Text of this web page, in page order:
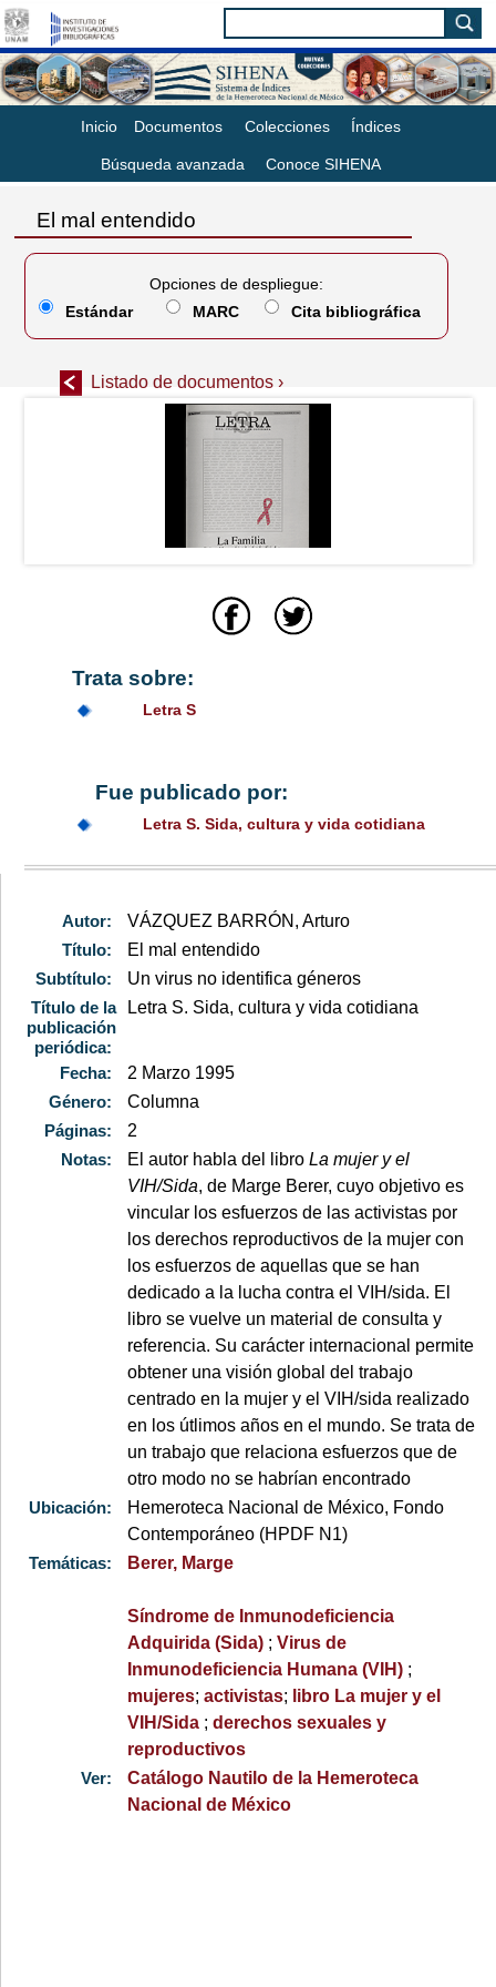
Inicio Documentos Colecciones Índices
Búsqueda avanzada Conoce SIHENA
El mal entendido
Listado de documentos ›
Opciones de despliegue:
Estándar
MARC Cita bibliográfica
Trata sobre:
Letra S
Fue publicado por:
Letra S. Sida, cultura y vida cotidiana
Autor:
VÁZQUEZ BARRÓN, Arturo
Título:
El mal entendido
Subtítulo:
Un virus no identifica géneros
Título de la
publicación
periódica:
Letra S. Sida, cultura y vida cotidiana
Fecha:
2 Marzo 1995
Género:
Columna
Páginas:
2
Notas:
El autor habla del libroLa mujer y el
VIH/Sida, de Marge Berer, cuyo objetivo es
vincular los esfuerzos de las activistas por
los derechos reproductivos de la mujer con
los esfuerzos de aquellas que se han
dedicado a la lucha contra el VIH/sida. El
libro se vuelve un material de consulta y
referencia. Su carácter internacional permite
obtener una visión global del trabajo
centrado en la mujer y el VIH/sida realizado
en los útlimos años en el mundo. Se trata de
un trabajo que relaciona esfuerzos que de
otro modo no se habrían encontrado
Ubicación:
Hemeroteca Nacional de México, Fondo
Contemporáneo (HPDF N1)
Temáticas:
Berer, Marge
Síndrome de Inmunodeficiencia
Adquirida (Sida) ;Virus de
Inmunodeficiencia Humana (VIH) ;
mujeres;activistas; libro La mujer y el
VIH/Sida ;derechos sexuales y
reproductivos
Ver:
Catálogo Nautilo de la Hemeroteca
Nacional de México